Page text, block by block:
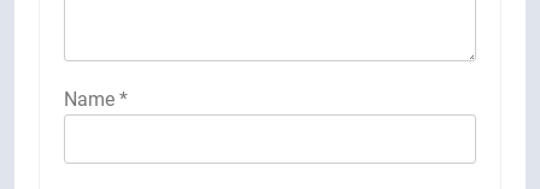
Name *